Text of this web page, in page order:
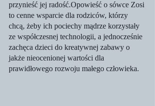
przynieść jej radość.Opowieść o sówce Zosi
to cenne wsparcie dla rodziców, którzy
chcą, żeby ich pociechy mądrze korzystały
ze współczesnej technologii, a jednocześnie
zachęca dzieci do kreatywnej zabawy o
jakże nieocenionej wartości dla
prawidłowego rozwoju małego człowieka.